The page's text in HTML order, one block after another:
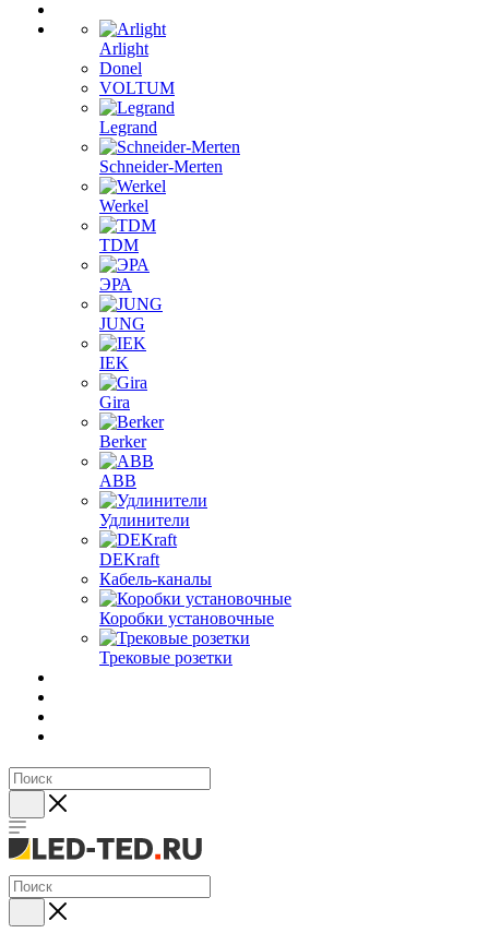
Arlight
Donel
VOLTUM
Legrand
Schneider-Merten
Werkel
TDM
ЭРА
JUNG
IEK
Gira
Berker
ABB
Удлинители
DEKraft
Кабель-каналы
Коробки установочные
Трековые розетки